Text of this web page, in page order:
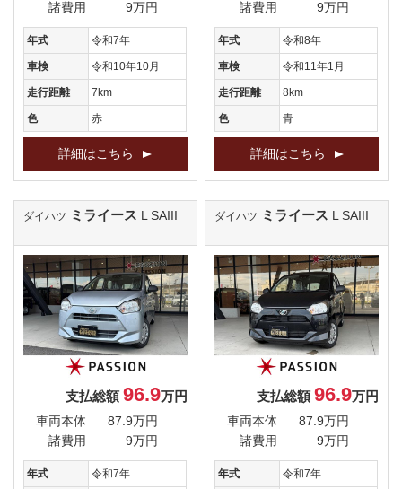
諸費用
9万円
年式 令和7年
車検 令和10年10月
走行距離 7km
色 赤
詳細はこちら
諸費用
9万円
年式 令和8年
車検 令和11年1月
走行距離 8km
色 青
詳細はこちら
ダイハツ ミライース L SAIII
支払総額96.9万円
車両本体
87.9万円
諸費用
9万円
年式 令和7年
ダイハツ ミライース L SAIII
支払総額96.9万円
車両本体
87.9万円
諸費用
9万円
年式 令和7年